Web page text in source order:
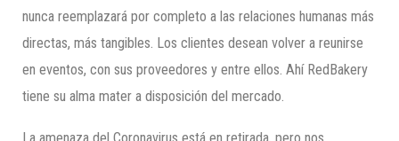
nunca reemplazará por completo a las relaciones humanas más
directas, más tangibles. Los clientes desean volver a reunirse
en eventos, con sus proveedores y entre ellos. Ahí RedBakery
tiene su alma mater a disposición del mercado.
La amenaza del Coronavirus está en retirada, pero nos